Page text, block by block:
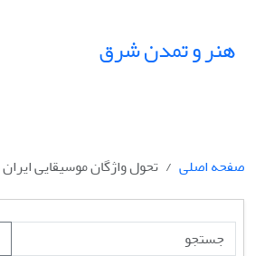
هنر و تمدن شرق
صفحه اصلی تحول واژگان موسیقایی